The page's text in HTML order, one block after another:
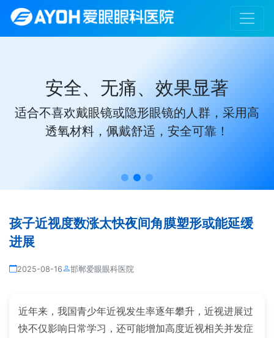
安全、无痛、效果显著
适合不喜欢戴眼镜或隐形眼镜的人群，采用高
透氧材料，佩戴舒适，安全可靠！
孩子近视度数涨太快夜间角膜塑形或能延缓
进展
2025-08-16 邯郸爱眼眼科医院
近年来，我国青少年近视发生率逐年攀升，近视进展过
快不仅影响日常学习，还可能增加高度近视相关并发症